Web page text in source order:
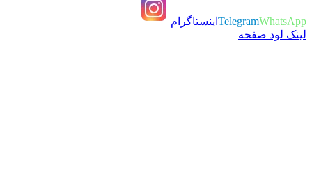
TelegramWhatsApp
اینستاگرام
لینک لود صفحه